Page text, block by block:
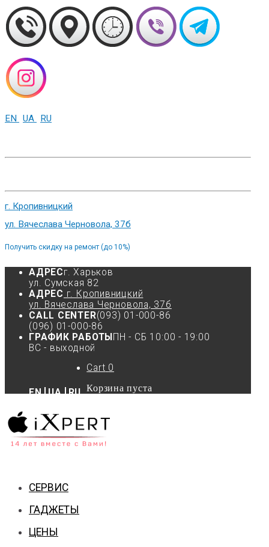
EN UA RU
г. Кропивницкий
ул. Вячеслава Черновола, 37б
Получить скидку на ремонт (до 10%)
АДРЕСг. Харьков
ул. Сумская 82
АДРЕС г. Кропивницкий
ул. Вячеслава Черновола, 37б
CALL CENTER(093) 01-000-86
(096) 01-000-86
ГРАФИК РАБОТЫ ПН - СБ 10:00 - 19:00
ВС - выходной
EN UA RU
Cart 0
Корзина пуста
СЕРВИС
ГАДЖЕТЫ
ЦЕНЫ